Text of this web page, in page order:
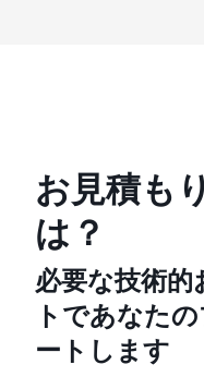
お見積も
は？
必要な技術
トであなた
ートします